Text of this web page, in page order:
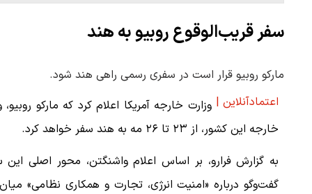
سفر قریب‌الوقوع روبیو به هند
مارکو روبیو قرار است در سفری رسمی راهی هند شود.
اعتمادآنلاین | وزارت خارجه آمریکا اعلام کرد که مارکو روبیو،
خارجه این کشور، از ۲۳ تا ۲۶ مه به هند سفر خواهد کرد.
به گزارش فرارو، بر اساس اعلام واشنگتن، محور اصلی این
گفت‌وگو درباره «امنیت انرژی، تجارت و همکاری نظامی»